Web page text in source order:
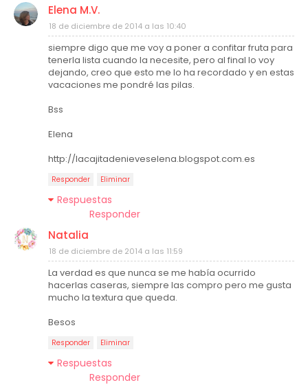
Elena M.V.
18 de diciembre de 2014 a las 10:40
siempre digo que me voy a poner a confitar fruta para
tenerla lista cuando la necesite, pero al final lo voy
dejando, creo que esto me lo ha recordado y en estas
vacaciones me pondré las pilas.
Bss
Elena
http://lacajitadenieveselena.blogspot.com.es
Responder Eliminar
Respuestas
Responder
Natalia
18 de diciembre de 2014 a las 11:59
La verdad es que nunca se me había ocurrido
hacerlas caseras, siempre las compro pero me gusta
mucho la textura que queda.
Besos
Responder Eliminar
Respuestas
Responder